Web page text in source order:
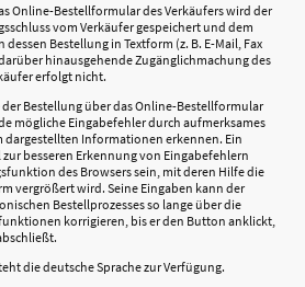
Online-Bestellformular des Verkäufers wird der
vom Verkäufer gespeichert und dem
Bestellung in Textform (z. B. E-Mail, Fax
hinausgehende Zugänglichmachung des
erfolgt nicht.
Bestellung über das Online-Bestellformular
mögliche Eingabefehler durch aufmerksames
dargestellten Informationen erkennen. Ein
besseren Erkennung von Eingabefehlern
des Browsers sein, mit deren Hilfe die
vergrößert wird. Seine Eingaben kann der
Bestellprozesses so lange über die
korrigieren, bis er den Button anklickt,
die deutsche Sprache zur Verfügung.